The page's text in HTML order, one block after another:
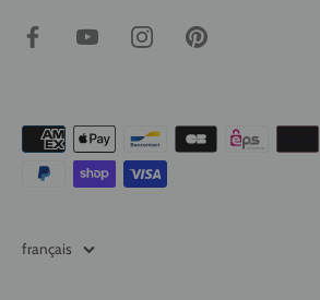
Langue
français